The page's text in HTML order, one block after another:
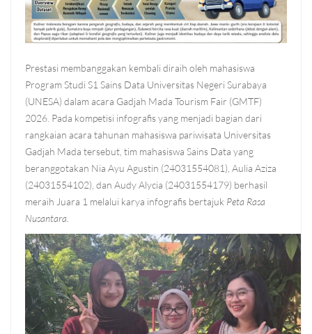
Prestasi membanggakan kembali diraih oleh mahasiswa
Program Studi S1 Sains Data Universitas Negeri Surabaya
(UNESA) dalam acara Gadjah Mada Tourism Fair (GMTF)
2026. Pada kompetisi infografis yang menjadi bagian dari
rangkaian acara tahunan mahasiswa pariwisata Universitas
Gadjah Mada tersebut, tim mahasiswa Sains Data yang
beranggotakan Nia Ayu Agustin (24031554081), Aulia Aziza
(24031554102), dan Audy Alycia (24031554179) berhasil
meraih Juara 1 melalui karya infografis bertajuk Peta Rasa
Nusantara.